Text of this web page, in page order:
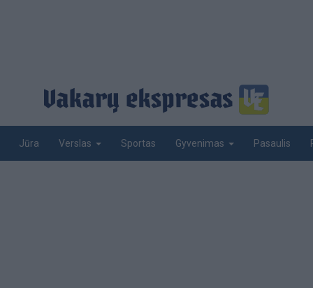
Jūra Verslas Sportas Gyvenimas Pasaulis